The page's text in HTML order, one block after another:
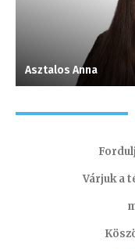
Asztalos Anna
Várjuk a